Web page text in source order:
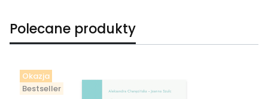
Polecane produkty
Okazja
Bestseller